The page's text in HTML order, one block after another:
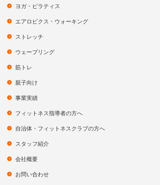
ヨガ・ピラティス
エアロビクス・ウォーキング
ストレッチ
ウェーブリング
筋トレ
親子向け
事業実績
フィットネス指導者の方へ
自治体・フィットネスクラブの方へ
スタッフ紹介
会社概要
お問い合わせ